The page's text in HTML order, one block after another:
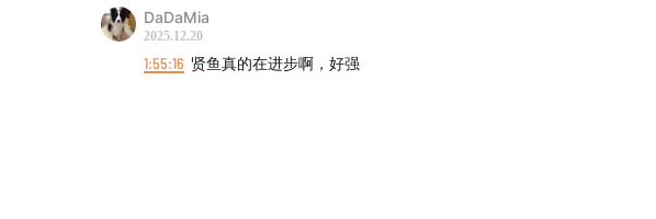
DaDaMia
2025.12.20
1:55:16 贤鱼真的在进步啊，好强